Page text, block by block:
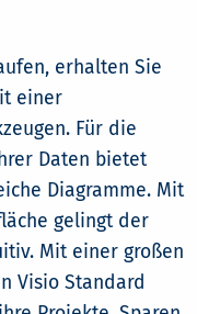
erhalten Sie
einer
Für die
Daten bietet
Diagramme. Mit
gelingt der
Mit einer großen
Visio Standard